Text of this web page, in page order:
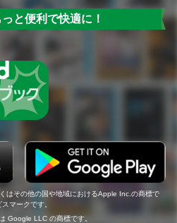
と便利で快適に！
はその他の国や地域におけるApple Inc.の商標で
マークです。
Google LLC の商標です。